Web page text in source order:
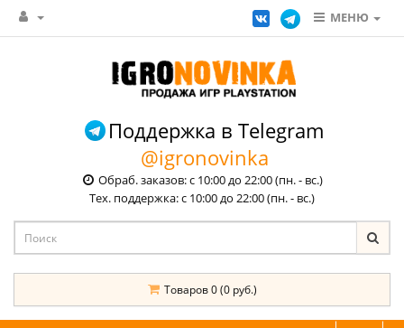
МЕНЮ
Поддержка в Telegram
@igronovinka
Обраб. заказов: с 10:00 до 22:00 (пн. - вс.)
Тех. поддержка: с 10:00 до 22:00 (пн. - вс.)
Товаров 0 (0 руб.)